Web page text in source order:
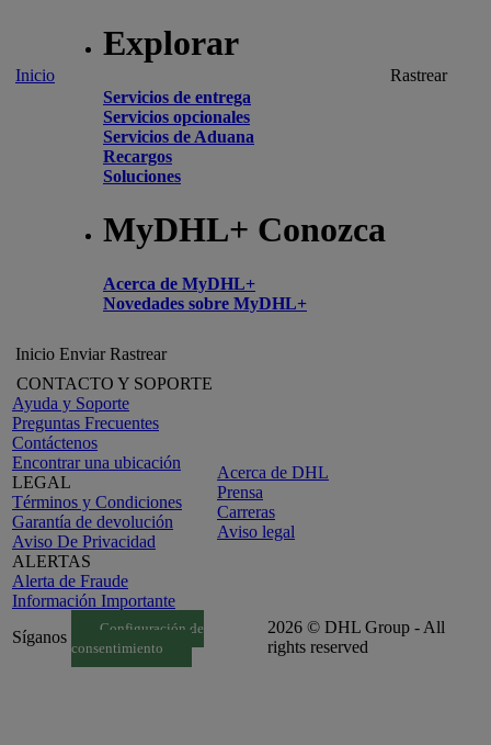
Inicio
Explorar
Servicios de entrega
Servicios opcionales
Servicios de Aduana
Recargos
Soluciones
MyDHL+ Conozca
Acerca de MyDHL+
Novedades sobre MyDHL+
Rastrear
Inicio Enviar Rastrear
CONTACTO Y SOPORTE
Ayuda y Soporte
Preguntas Frecuentes
Contáctenos
Encontrar una ubicación
LEGAL
Términos y Condiciones
Garantía de devolución
Aviso De Privacidad
ALERTAS
Alerta de Fraude
Información Importante
Acerca de DHL
Prensa
Carreras
Aviso legal
Síganos
Configuración de
consentimiento
2026 © DHL Group - All
rights reserved